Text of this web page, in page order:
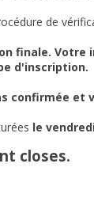
de
Votre
d'inscription.
et
le
closes.